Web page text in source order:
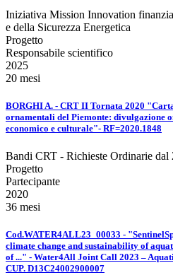
Iniziativa Mission Innovation
e della Sicurezza Energetica
Progetto
Responsabile scientifico
2025
20 mesi
BORGHI A. - CRT II Tornata 2020
ornamentali del Piemonte: divulgazione
economico e culturale"- RF=2020.1848
Bandi CRT - Richieste Ordinarie dal
Progetto
Partecipante
2020
36 mesi
Cod.WATER4ALL23_00033 -
climate change and sustainability of
of ..." - Water4All Joint Call 2023 –
CUP. D13C24002900007